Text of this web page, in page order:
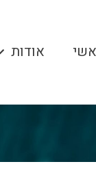
אודות